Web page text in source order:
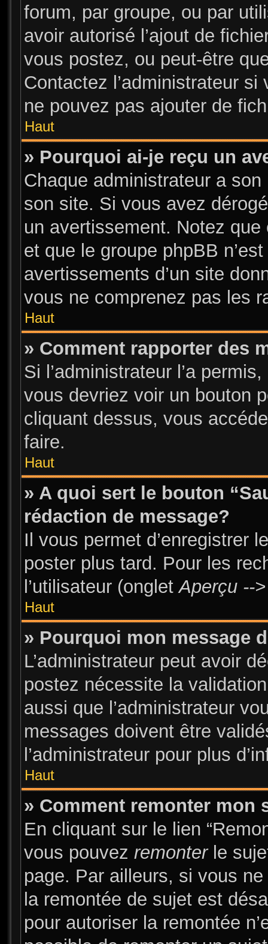
forum, par groupe, ou par
avoir autorisé l’ajout de
vous postez, ou peut-être
Contactez l’administrateur
ne pouvez pas ajouter de
Haut
» Pourquoi ai-je reçu un
Chaque administrateur a
son site. Si vous avez
un avertissement. Notez que
et que le groupe phpBB
avertissements d’un site
vous ne comprenez pas les
Haut
» Comment rapporter des
Si l’administrateur l’a
vous devriez voir un bouton
cliquant dessus, vous
faire.
Haut
» A quoi sert le bouton
rédaction de message?
Il vous permet d’enregistrer
poster plus tard. Pour les
l’utilisateur (ongletAperçu --
Haut
» Pourquoi mon message
L’administrateur peut avoir
postez nécessite la
aussi que l’administrateur
messages doivent être
l’administrateur pour plus
Haut
» Comment remonter mon
En cliquant sur le lien
vous pouvez remonterle
page. Par ailleurs, si vous
la remontée de sujet est
pour autoriser la remontée